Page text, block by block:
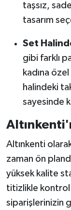
taşsız,
tasarım
Set
gibi farklı
kadına
halindeki
sayesinde
Altınkenti
zaman ön
yüksek kalite
titizlikle kontrol
siparişlerinizin